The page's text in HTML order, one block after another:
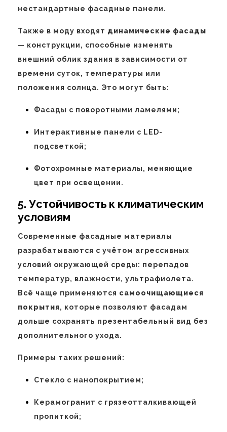
нестандартные фасадные панели.
Также в моду входят динамические фасады
— конструкции, способные изменять
внешний облик здания в зависимости от
времени суток, температуры или
положения солнца. Это могут быть:
Фасады с поворотными ламелями;
Интерактивные панели с LED-
подсветкой;
Фотохромные материалы, меняющие
цвет при освещении.
5. Устойчивость к климатическим
условиям
Современные фасадные материалы
разрабатываются с учётом агрессивных
условий окружающей среды: перепадов
температур, влажности, ультрафиолета.
Всё чаще применяются самоочищающиеся
покрытия, которые позволяют фасадам
дольше сохранять презентабельный вид без
дополнительного ухода.
Примеры таких решений:
Стекло с нанопокрытием;
Керамогранит с грязеотталкивающей
пропиткой;